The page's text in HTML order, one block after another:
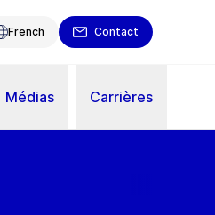
French Contact
Médias Carrières